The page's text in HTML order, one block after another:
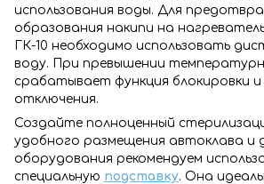
использования воды. Для
образования накипи на
ГК-10 необходимо использовать
воду. При превышении
срабатывает функция блокировки
отключения.
Создайте полноценный
удобного размещения автоклава и
оборудования рекомендуем
специальную подставку. Она